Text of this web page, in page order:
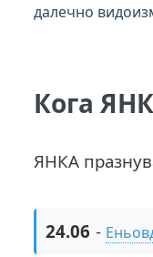
далечно
Кога
ЯНКА
24.06 -